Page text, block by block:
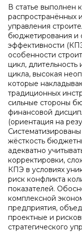
В статье выполнен
распространённых
управления
бюджетирования и
эффективности
особенности
цикл, длительность
цикла, высокая
которые
традиционных
сильные стороны
финансовой
(ориентация на
жёсткость
адекватно
корректировки,
КПЭ в условиях
риск конфликта
показателей.
комплексной
предприятия,
проектные и
стратегического